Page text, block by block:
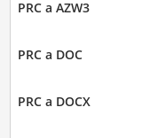
PRC a AZW3
PRC a DOC
PRC a DOCX